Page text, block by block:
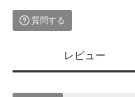
質問する
レビュー